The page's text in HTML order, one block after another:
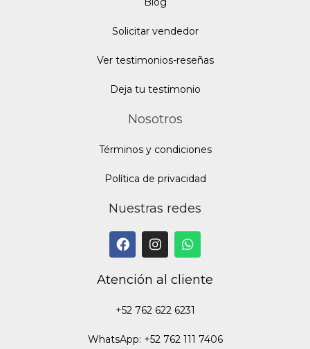
Solicitar vendedor
Ver testimonios-reseñas
Deja tu testimonio
Nosotros
Términos y condiciones
Política de privacidad
Nuestras redes
Atención al cliente
+52 762 622 6231
WhatsApp: +52 762 111 7406